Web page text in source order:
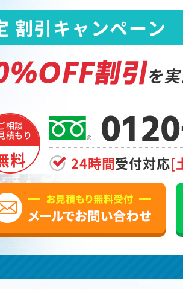
割引キャンペーン
割引を
相談
積もり
料 24時間受付対応[